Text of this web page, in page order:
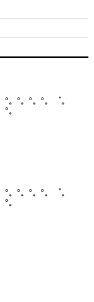
。°。°。°。゜。
。
。°。°。°。゜。
。